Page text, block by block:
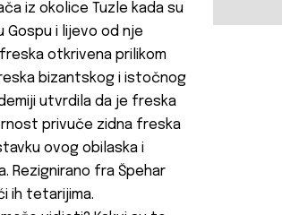
iz okolice Tuzle kada su
Gospu i lijevo od nje
otkrivena prilikom
bizantskog i istočnog
utvrdila da je freska
privuče zidna freska
ovog obilaska i
Rezignirano fra Špehar
ih tetarijima.